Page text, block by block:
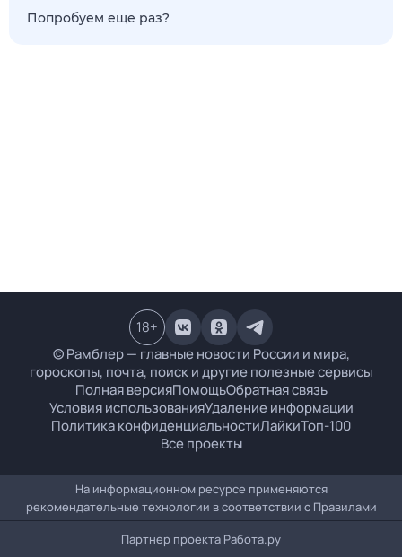
Попробуем еще раз?
© Рамблер — главные новости России и мира,
гороскопы, почта, поиск и другие полезные сервисы
Полная версияПомощьОбратная связь
Условия использованияУдаление информации
Политика конфиденциальностиЛайкиТоп-100
Все проекты
18+
На информационном ресурсе применяются
рекомендательные технологии в соответствии с Правилами
Партнер проекта Работа.ру